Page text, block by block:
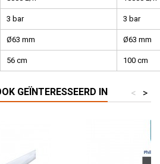
3 bar 3 bar
Ø63 mm Ø63 mm
56 cm 100 cm
GEÏNTERESSEERD IN >
<